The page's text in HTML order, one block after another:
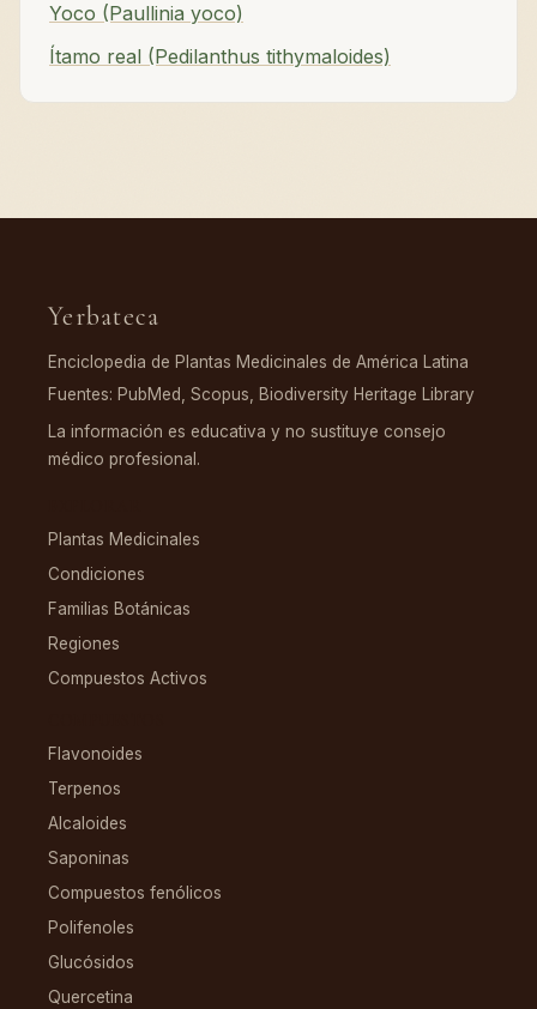
Yoco (Paullinia yoco)
Ítamo real (Pedilanthus tithymaloides)
Yerbateca
Enciclopedia de Plantas Medicinales de América Latina
Fuentes: PubMed, Scopus, Biodiversity Heritage Library
La información es educativa y no sustituye consejo
médico profesional.
Plantas Medicinales
Condiciones
Familias Botánicas
Regiones
Compuestos Activos
Flavonoides
Terpenos
Alcaloides
Saponinas
Compuestos fenólicos
Polifenoles
Glucósidos
Quercetina